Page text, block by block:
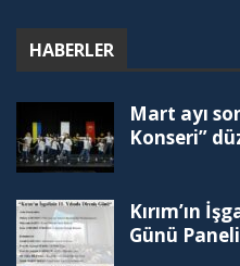
HABERLER
Mart ayı
Konseri”
Kırım’ın
Günü Paneli